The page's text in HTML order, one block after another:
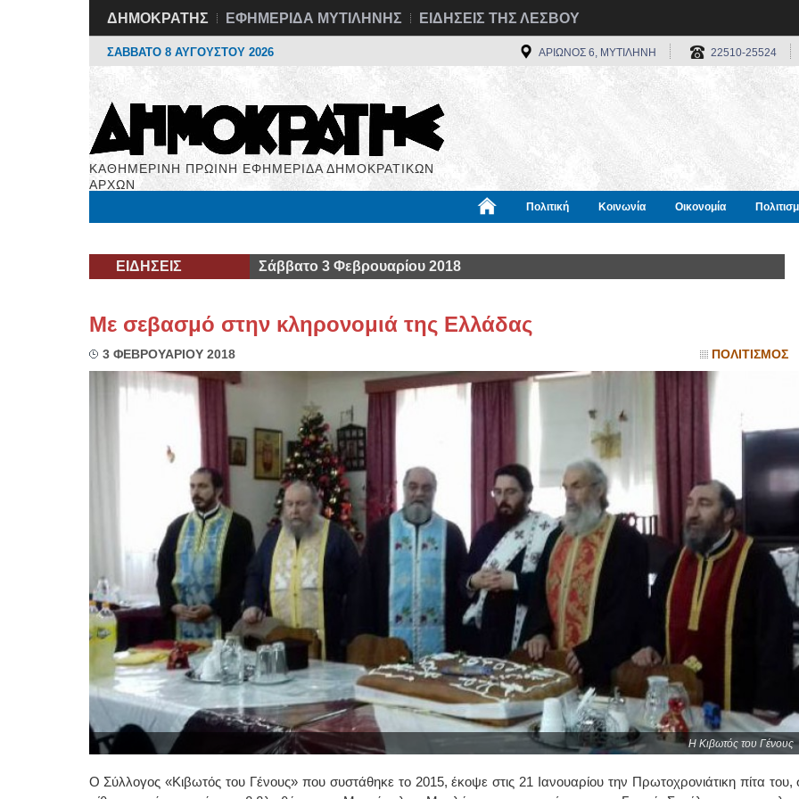
ΔΗΜΟΚΡΑΤΗΣ ΕΦΗΜΕΡΙΔΑ ΜΥΤΙΛΗΝΗΣ ΕΙΔΗΣΕΙΣ ΤΗΣ ΛΕΣΒΟΥ
ΣΑΒΒΑΤΟ 8 ΑΥΓΟΥΣΤΟΥ 2026 ΑΡΙΩΝΟΣ 6, ΜΥΤΙΛΗΝΗ 22510-25524
ΚΑΘΗΜΕΡΙΝΗ ΠΡΩΙΝΗ ΕΦΗΜΕΡΙΔΑ ΔΗΜΟΚΡΑΤΙΚΩΝ
ΑΡΧΩΝ
Πολιτική Κοινωνία Οικονομία
ΕΙΔΗΣΕΙΣ Σάββατο 3 Φεβρουαρίου 2018
Με σεβασμό στην κληρονομιά της Ελλάδας
3 ΦΕΒΡΟΥΑΡΙΟΥ 2018 ΠΟΛΙΤΙΣΜΟΣ
Η Κιβωτός του Γένους
Ο Σύλλογος «Κιβωτός του Γένους» που συστάθηκε το 2015, έκοψε στις 21 Ιανουαρίου την Πρωτοχρονιάτικη πίτα του,